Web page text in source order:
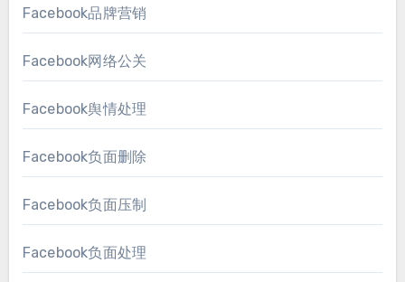
Facebook品牌营销
Facebook网络公关
Facebook舆情处理
Facebook负面删除
Facebook负面压制
Facebook负面处理